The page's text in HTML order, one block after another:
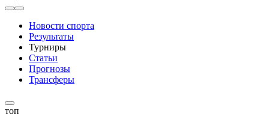
Новости спорта
Результаты
Турниры
Статьи
Прогнозы
Трансферы
топ